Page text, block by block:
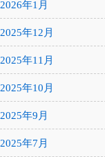
2026年1月
2025年12月
2025年11月
2025年10月
2025年9月
2025年7月